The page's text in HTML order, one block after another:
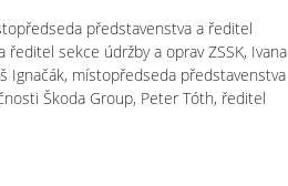
představenstva a ředitel
sekce údržby a oprav ZSSK, Ivana
Ignačák, místopředseda představenstva
Škoda Group, Peter Tóth, ředitel